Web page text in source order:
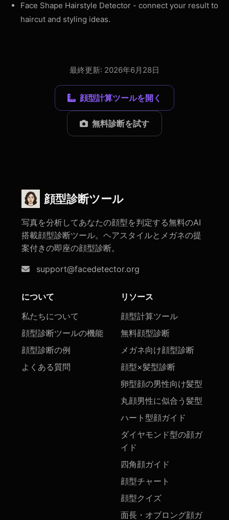
Face Shape Hairstyle Detector - connect your result to
haircut and styling ideas.
最終更新: 2026年6月28日
顔型計算ツールを開く
無料診断を試す
顔型診断ツール
写真を分析してあなたの顔型を判定する無料のAI
搭載顔型診断ツール。ヘアスタイルとメガネの提
案付きの即座の顔型診断。
support@facedetector.org
について
私たちについて
顔型診断ツールの機能
顔型診断の例
よくある質問
リソース
顔型計算ツール
無料顔型診断
メガネ向け顔型診断
顔型×髪型診断
卵型顔の男性向け髪型
丸顔男性に似合う髪型
ハート型顔ガイド
ダイヤモンド型の顔ガ
イド
四角顔ガイド
顔型チャート
顔型クイズ
面長・オブロング顔ガ